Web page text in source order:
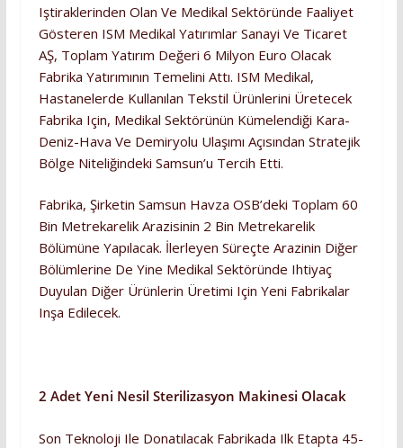
Iştiraklerinden Olan Ve Medikal Sektöründe Faaliyet
Gösteren ISM Medikal Yatırımlar Sanayi Ve Ticaret
AŞ, Toplam Yatırım Değeri 6 Milyon Euro Olacak
Fabrika Yatırımının Temelini Attı. ISM Medikal,
Hastanelerde Kullanılan Tekstil Ürünlerini Üretecek
Fabrika Için, Medikal Sektörünün Kümelendiği Kara-
Deniz-Hava Ve Demiryolu Ulaşımı Açısından Stratejik
Bölge Niteliğindeki Samsun’u Tercih Etti.
Fabrika, Şirketin Samsun Havza OSB’deki Toplam 60
Bin Metrekarelik Arazisinin 2 Bin Metrekarelik
Bölümüne Yapılacak. İlerleyen Süreçte Arazinin Diğer
Bölümlerine De Yine Medikal Sektöründe Ihtiyaç
Duyulan Diğer Ürünlerin Üretimi Için Yeni Fabrikalar
Inşa Edilecek.
2 Adet Yeni Nesil Sterilizasyon Makinesi Olacak
Son Teknoloji Ile Donatılacak Fabrikada Ilk Etapta 45-